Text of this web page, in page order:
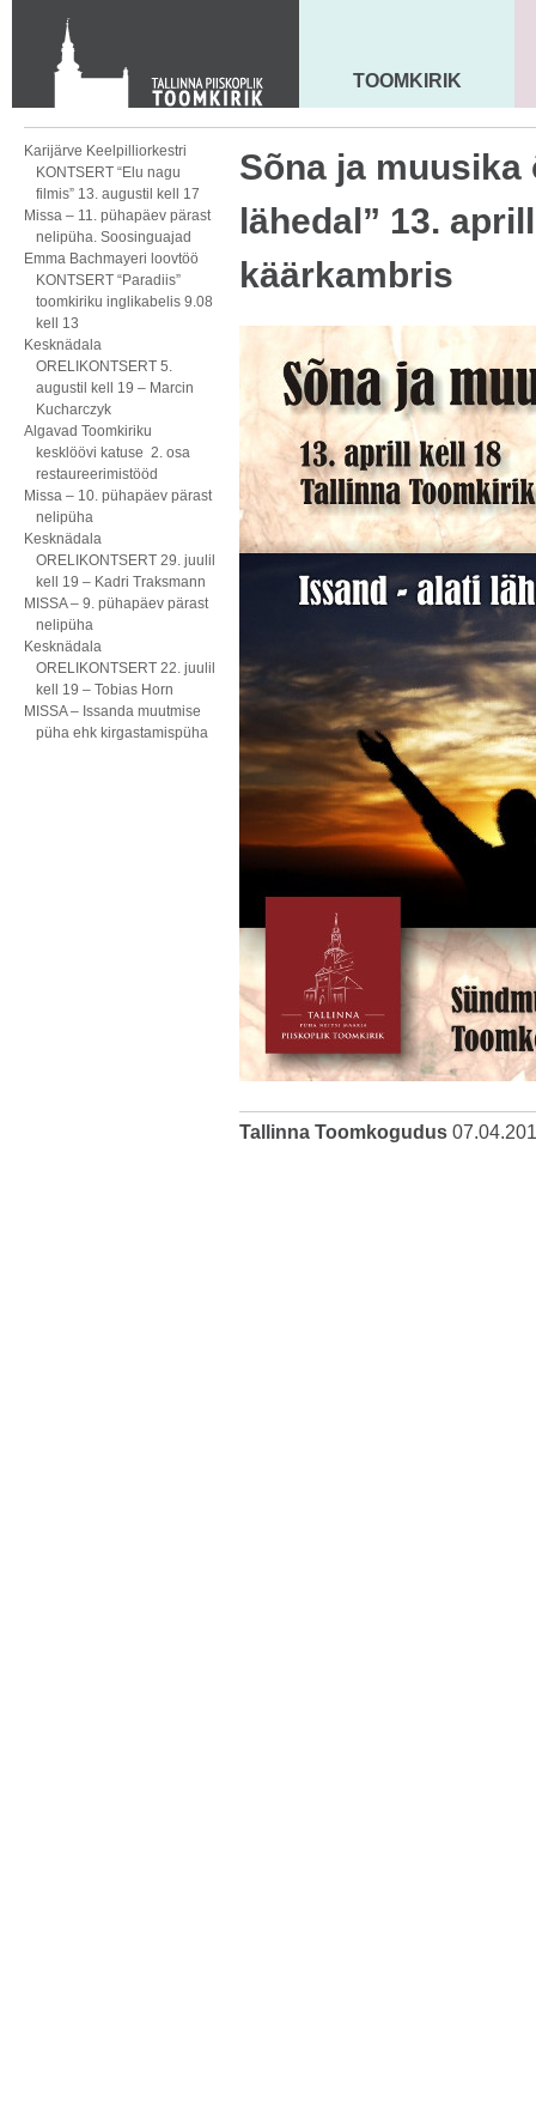
KONTAKT
Toom-Kooli 6, 10130 TALLINN
tallinna.toom@eelk.ee
MAARJA KIRIK
TOOMKIRIK
Karijärve Keelpilliorkestri
KONTSERT “Elu nagu
filmis” 13. augustil kell 17
Missa – 11. pühapäev pärast
nelipüha. Soosinguajad
Emma Bachmayeri loovtöö
KONTSERT “Paradiis”
toomkiriku inglikabelis 9.08
kell 13
Kesknädala
ORELIKONTSERT 5.
augustil kell 19 – Marcin
Kucharczyk
Algavad Toomkiriku
kesklöövi katuse 2. osa
restaureerimistööd
Missa – 10. pühapäev pärast
nelipüha
Kesknädala
ORELIKONTSERT 29. juulil
kell 19 – Kadri Traksmann
MISSA – 9. pühapäev pärast
nelipüha
Kesknädala
ORELIKONTSERT 22. juulil
kell 19 – Tobias Horn
MISSA – Issanda muutmise
püha ehk kirgastamispüha
Sõna ja muusika
lähedal” 13.
käärkambris
Tallinna Toomkogudus